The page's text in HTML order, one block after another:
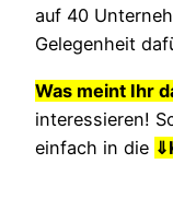
auf 40
Gelegenheit
Was meint Ihr
interessieren!
einfach in die ⇓